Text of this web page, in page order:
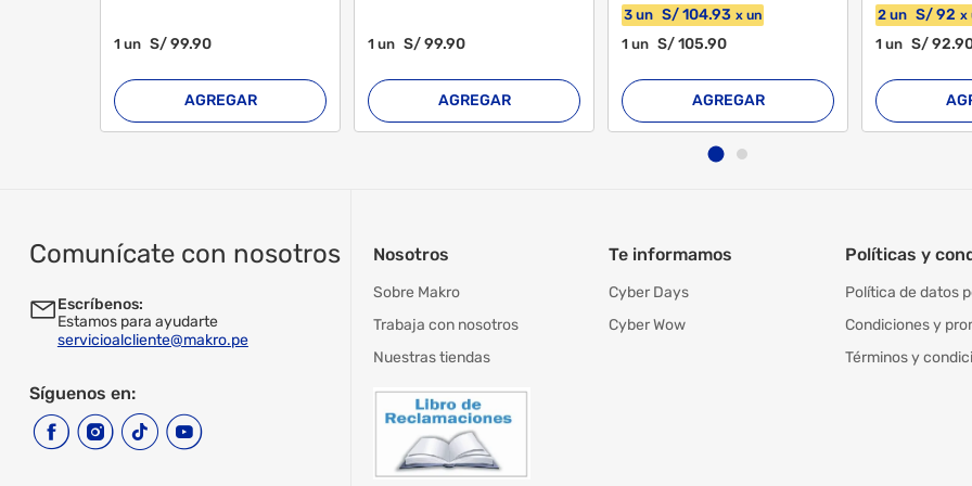
1 un S/99.90
AGREGAR
1 un S/99.90
AGREGAR
3 un S/104.93 x un
1 un S/105.90
AGREGAR
2 un S/92 x
1 un S/92
Comunícate con nosotros
Escríbenos:
Estamos para ayudarte
servicioalcliente@makro.pe
Síguenos en:
Nosotros
Sobre Makro
Trabaja con nosotros
Nuestras tiendas
Te informamos
Cyber Days
Cyber Wow
Políticas y
Política de datos
Condiciones y
Términos y